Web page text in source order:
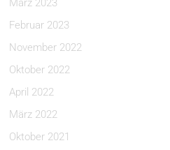
März 2023
Februar 2023
November 2022
Oktober 2022
April 2022
März 2022
Oktober 2021